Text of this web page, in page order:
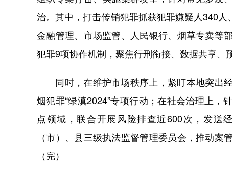
治。其中，打击传销犯罪抓获犯罪嫌疑人340
金融管理、市场监管、人民银行、烟草专卖等
犯罪9项协作机制，聚焦行刑衔接、数据共享、
同时，在维护市场秩序上，紧盯本地突出
烟犯罪“绿滇2024”专项行动；在社会治理上
点领域，联合开展风险排查近600次，发送
（市）、县三级执法监督管理委员会，推动案
（完）